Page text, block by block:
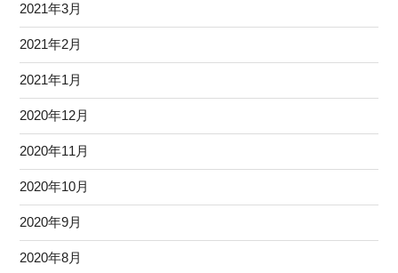
2021年3月
2021年2月
2021年1月
2020年12月
2020年11月
2020年10月
2020年9月
2020年8月